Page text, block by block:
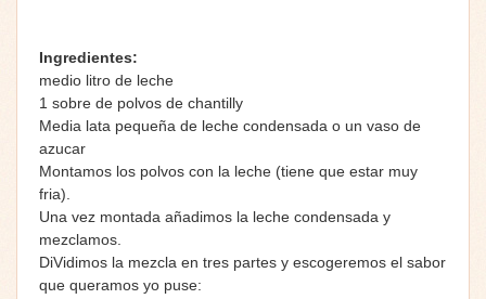
Ingredientes:
medio litro de leche
1 sobre de polvos de chantilly
Media lata pequeña de leche condensada o un vaso de
azucar
Montamos los polvos con la leche (tiene que estar muy
fria).
Una vez montada añadimos la leche condensada y
mezclamos.
DiVidimos la mezcla en tres partes y escogeremos el sabor
que queramos yo puse: